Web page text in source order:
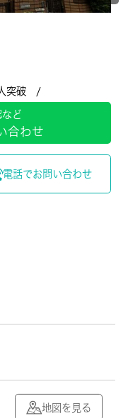
突破 /
ど
合わせ
電話でお問い合わせ
地図を見る